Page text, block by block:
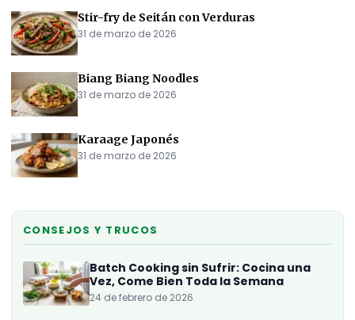
Stir-fry de Seitán con Verduras
31 de marzo de 2026
Biang Biang Noodles
31 de marzo de 2026
Karaage Japonés
31 de marzo de 2026
CONSEJOS Y TRUCOS
Batch Cooking sin Sufrir: Cocina una
Vez, Come Bien Toda la Semana
24 de febrero de 2026